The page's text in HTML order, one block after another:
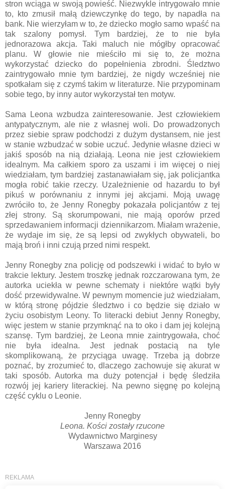
stron wciąga w swoją powieść. Niezwykle intrygowało mnie
to, kto zmusił małą dziewczynkę do tego, by napadła na
bank. Nie wierzyłam w to, że dziecko mogło samo wpaść na
tak szalony pomysł. Tym bardziej, że to nie była
jednorazowa akcja. Taki maluch nie mógłby opracować
planu. W głowie nie mieściło mi się to, że można
wykorzystać dziecko do popełnienia zbrodni. Śledztwo
zaintrygowało mnie tym bardziej, że nigdy wcześniej nie
spotkałam się z czymś takim w literaturze. Nie przypominam
sobie tego, by inny autor wykorzystał ten motyw.
Sama Leona wzbudza zainteresowanie. Jest człowiekiem
antypatycznym, ale nie z własnej woli. Do prowadzonych
przez siebie spraw podchodzi z dużym dystansem, nie jest
w stanie wzbudzać w sobie uczuć. Jedynie własne dzieci w
jakiś sposób na nią działają. Leona nie jest człowiekiem
idealnym. Ma całkiem sporo za uszami i im więcej o niej
wiedziałam, tym bardziej zastanawiałam się, jak policjantka
mogła robić takie rzeczy. Uzależnienie od hazardu to był
pikuś w porównaniu z innymi jej akcjami. Moją uwagę
zwróciło to, że Jenny Ronegby pokazała policjantów z tej
złej strony. Są skorumpowani, nie mają oporów przed
sprzedawaniem informacji dziennikarzom. Miałam wrażenie,
że wydaje im się, że są lepsi od zwykłych obywateli, bo
mają broń i inni czują przed nimi respekt.
Jenny Ronegby zna policję od podszewki i widać to było w
trakcie lektury. Jestem troszkę jednak rozczarowana tym, że
autorka uciekła w pewne schematy i niektóre wątki były
dość przewidywalne. W pewnym momencie już wiedziałam,
w którą stronę pójdzie śledztwo i co będzie się działo w
życiu osobistym Leony. To literacki debiut Jenny Ronegby,
więc jestem w stanie przymknąć na to oko i dam jej kolejną
szansę. Tym bardziej, że Leona mnie zaintrygowała, choć
nie była idealna. Jest jednak postacią na tyle
skomplikowaną, że przyciąga uwagę. Trzeba ją dobrze
poznać, by zrozumieć to, dlaczego zachowuje się akurat w
taki sposób. Autorka ma duży potencjał i będę śledziła
rozwój jej kariery literackiej. Na pewno sięgnę po kolejną
część cyklu o Leonie.
Jenny Ronegby
Leona. Kości zostały rzucone
Wydawnictwo Marginesy
Warszawa 2016